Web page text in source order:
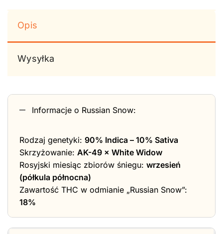
Opis
Wysyłka
Informacje o Russian Snow:
Rodzaj genetyki: 90% Indica – 10% Sativa
Skrzyżowanie: AK-49 × White Widow
Rosyjski miesiąc zbiorów śniegu: wrzesień
(półkula północna)
Zawartość THC w odmianie „Russian Snow”:
18%